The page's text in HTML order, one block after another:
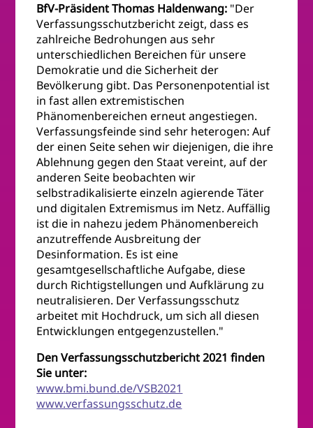
BfV-Präsident Thomas Haldenwang: "Der
Verfassungsschutzbericht zeigt, dass es
zahlreiche Bedrohungen aus sehr
unterschiedlichen Bereichen für unsere
Demokratie und die Sicherheit der
Bevölkerung gibt. Das Personenpotential ist
in fast allen extremistischen
Phänomenbereichen erneut angestiegen.
Verfassungsfeinde sind sehr heterogen: Auf
der einen Seite sehen wir diejenigen, die ihre
Ablehnung gegen den Staat vereint, auf der
anderen Seite beobachten wir
selbstradikalisierte einzeln agierende Täter
und digitalen Extremismus im Netz. Auffällig
ist die in nahezu jedem Phänomenbereich
anzutreffende Ausbreitung der
Desinformation. Es ist eine
gesamtgesellschaftliche Aufgabe, diese
durch Richtigstellungen und Aufklärung zu
neutralisieren. Der Verfassungsschutz
arbeitet mit Hochdruck, um sich all diesen
Entwicklungen entgegenzustellen."
Den Verfassungsschutzbericht 2021 finden
Sie unter:
www.bmi.bund.de/VSB2021
www.verfassungsschutz.de